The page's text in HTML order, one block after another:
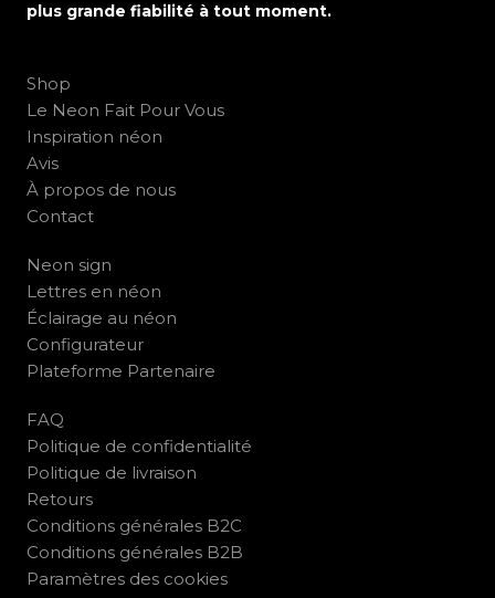
plus grande fiabilité à tout moment.
Shop
Le Neon Fait Pour Vous
Inspiration néon
Avis
À propos de nous
Contact
Neon sign
Lettres en néon
Éclairage au néon
Configurateur
Plateforme Partenaire
FAQ
Politique de confidentialité
Politique de livraison
Retours
Conditions générales B2C
Conditions générales B2B
Paramètres des cookies